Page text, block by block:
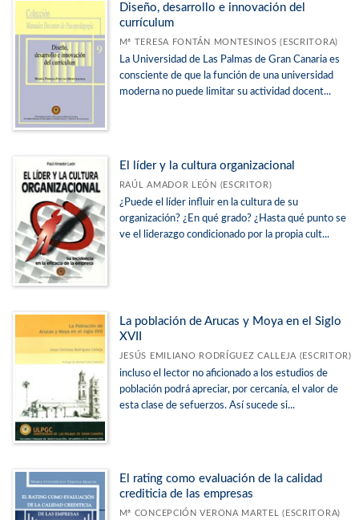
Diseño, desarrollo e innovación del
currículum
Mª TERESA FONTÁN MONTESINOS (ESCRITORA)
La Universidad de Las Palmas de Gran Canaria es
consciente de que la función de una universidad
moderna no puede limitar su actividad docent...
El líder y la cultura organizacional
RAÚL AMADOR LEÓN (ESCRITOR)
¿Puede el líder influir en la cultura de su
organización? ¿En qué grado? ¿Hasta qué punto se
ve el liderazgo condicionado por la propia cult...
La población de Arucas y Moya en el Siglo
XVII
JESÚS EMILIANO RODRÍGUEZ CALLEJA (ESCRITOR)
incluso el lector no aficionado a los estudios de
población podrá apreciar, por cercanía, el valor de
esta clase de sefuerzos. Así sucede si...
El rating como evaluación de la calidad
crediticia de las empresas
Mª CONCEPCIÓN VERONA MARTEL (ESCRITORA)